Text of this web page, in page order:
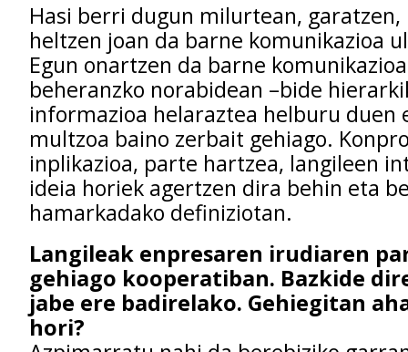
Hasi berri dugun milurtean,
heltzen joan da barne komunikazioa
Egun onartzen da barne
beheranzko norabidean –bide
informazioa helaraztea helburu duen
multzoa baino zerbait gehiago.
inplikazioa, parte hartzea, langileen
ideia horiek agertzen dira behin eta
hamarkadako definiziotan.
Langileak enpresaren irudiaren
gehiago kooperatiban. Bazkide
jabe ere badirelako. Gehiegitan
hori?